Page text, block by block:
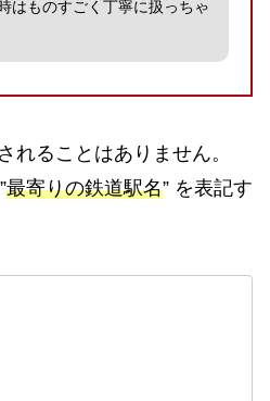
はものすごく丁寧に扱っちゃ
れることはありません。
最寄りの鉄道駅名” を表記す